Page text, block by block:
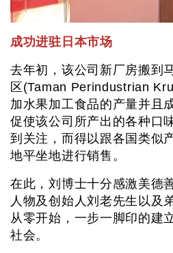
成功进驻日本市场
去年初，该公司新厂房搬到
区(Taman Perindustrian
加水果加工食品的产量并且
促使该公司所产出的各种口
到关注，而得以跟各国类似
地平坐地进行销售。
在此，刘博士十分感激美德
人物及创始人刘老先生以及
从零开始，一步一脚印的建
社会。